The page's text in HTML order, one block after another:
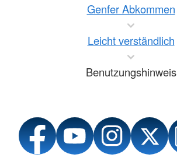
Genfer Abkommen
Leicht verständlich
Benutzungshinweis